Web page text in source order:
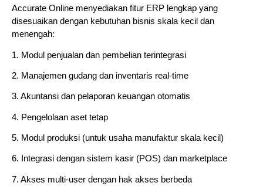
Accurate Online menyediakan fitur ERP lengkap yang
disesuaikan dengan kebutuhan bisnis skala kecil dan
menengah:
1. Modul penjualan dan pembelian terintegrasi
2. Manajemen gudang dan inventaris real-time
3. Akuntansi dan pelaporan keuangan otomatis
4. Pengelolaan aset tetap
5. Modul produksi (untuk usaha manufaktur skala kecil)
6. Integrasi dengan sistem kasir (POS) dan marketplace
7. Akses multi-user dengan hak akses berbeda